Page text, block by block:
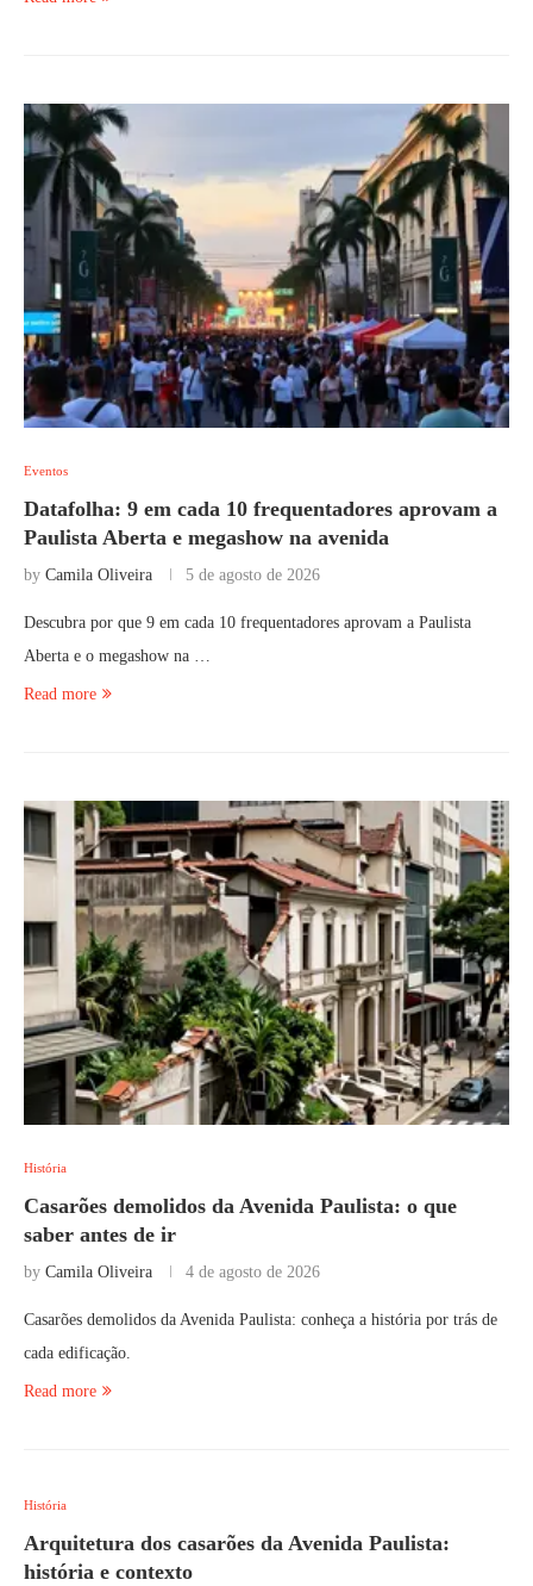
Eventos
Datafolha: 9 em cada 10 frequentadores aprovam a
Paulista Aberta e megashow na avenida
by Camila Oliveira 5 de agosto de 2026
Descubra por que 9 em cada 10 frequentadores aprovam a Paulista
Aberta e o megashow na …
Read more
História
Casarões demolidos da Avenida Paulista: o que
saber antes de ir
by Camila Oliveira 4 de agosto de 2026
Casarões demolidos da Avenida Paulista: conheça a história por trás de
cada edificação.
Read more
História
Arquitetura dos casarões da Avenida Paulista:
história e contexto